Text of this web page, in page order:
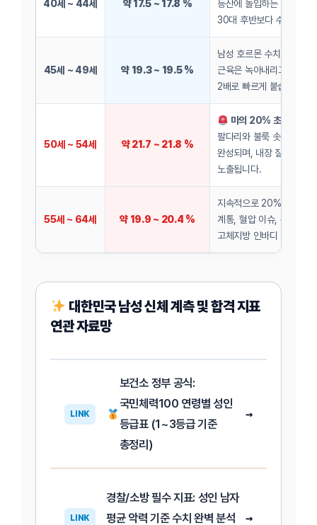
40세 ~ 44세 약 17.5 ~ 17.8 %
등산에 돌입하는 남성들
30대 후반보다 수치가 소
45세 ~ 49세 약 19.3 ~ 19.5 %
남성 호르몬 수치가 현저
근육은 녹아내리고 같은
2배로 빠르게 붙습니다.
50세 ~ 54세 약 21.7 ~ 21.8 %
마의 20% 초과 확정
팔다리와 불룩 솟아 나온
완성되며, 내장 질환에 치
노출됩니다.
55세 ~ 64세 약 19.9 ~ 20.4 %
지속적으로 20%대를 오
계통, 혈압 이슈, 관절염
고체지방 인바디 트렌드를
대한민국 남성 신체 계측 및 합격 지표
연관 자료망
LINK
보건소 정부 공식:
국민체력100 연령별 성인
등급표 (1~3등급 기준
총정리)
→
LINK
경찰/소방 필수 지표: 성인 남자
평균 악력 기준 수치 완벽 분석
→